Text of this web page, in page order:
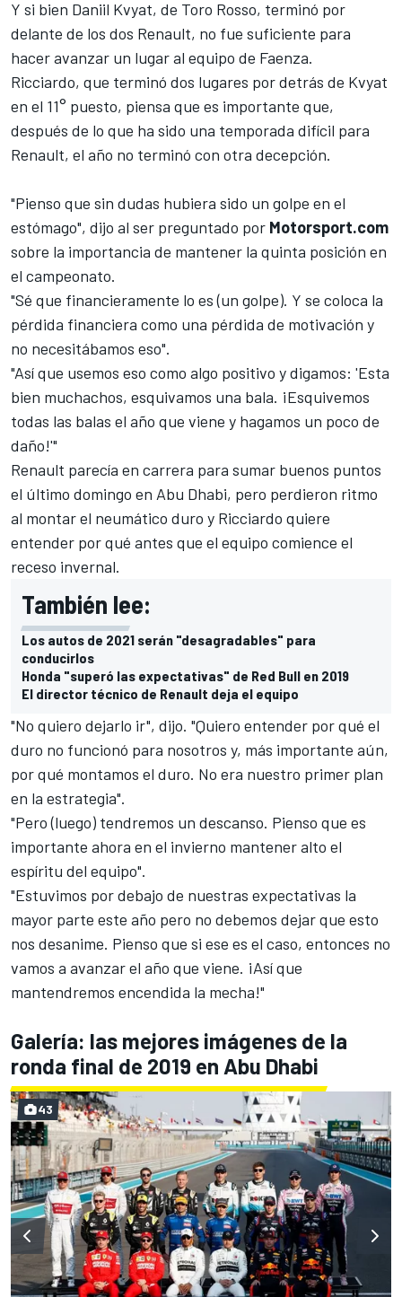
Y si bien Daniil Kvyat, de Toro Rosso, terminó por
delante de los dos Renault, no fue suficiente para
hacer avanzar un lugar al equipo de Faenza.
Ricciardo, que terminó dos lugares por detrás de Kvyat
en el 11° puesto, piensa que es importante que,
después de lo que ha sido una temporada difícil para
Renault, el año no terminó con otra decepción.
"Pienso que sin dudas hubiera sido un golpe en el
estómago", dijo al ser preguntado por Motorsport.com
sobre la importancia de mantener la quinta posición en
el campeonato.
"Sé que financieramente lo es (un golpe). Y se coloca la
pérdida financiera como una pérdida de motivación y
no necesitábamos eso".
"Así que usemos eso como algo positivo y digamos: 'Esta
bien muchachos, esquivamos una bala. ¡Esquivemos
todas las balas el año que viene y hagamos un poco de
daño!'"
Renault parecía en carrera para sumar buenos puntos
el último domingo en Abu Dhabi, pero perdieron ritmo
al montar el neumático duro y Ricciardo quiere
entender por qué antes que el equipo comience el
receso invernal.
También lee:
Los autos de 2021 serán "desagradables" para
conducirlos
Honda "superó las expectativas" de Red Bull en 2019
El director técnico de Renault deja el equipo
"No quiero dejarlo ir", dijo. "Quiero entender por qué el
duro no funcionó para nosotros y, más importante aún,
por qué montamos el duro. No era nuestro primer plan
en la estrategia".
"Pero (luego) tendremos un descanso. Pienso que es
importante ahora en el invierno mantener alto el
espíritu del equipo".
"Estuvimos por debajo de nuestras expectativas la
mayor parte este año pero no debemos dejar que esto
nos desanime. Pienso que si ese es el caso, entonces no
vamos a avanzar el año que viene. ¡Así que
mantendremos encendida la mecha!"
Galería: las mejores imágenes de la
ronda final de 2019 en Abu Dhabi
43